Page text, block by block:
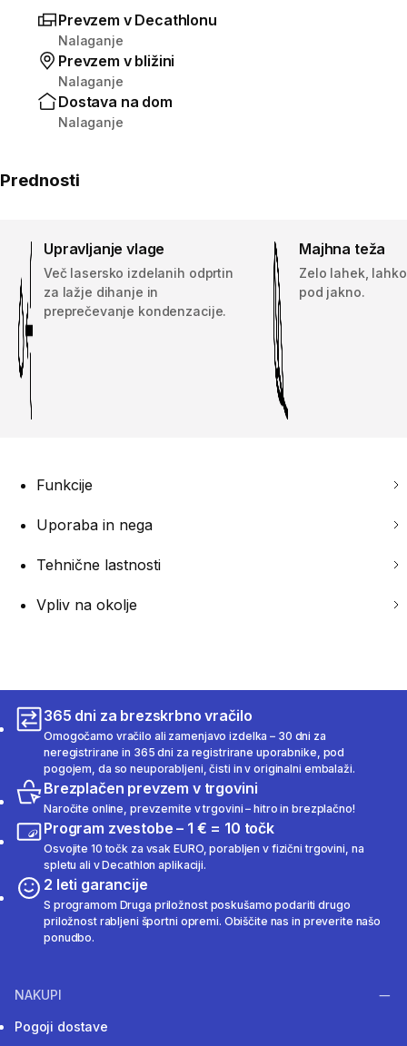
Prevzem v Decathlonu
Nalaganje
Prevzem v bližini
Nalaganje
Dostava na dom
Nalaganje
Prednosti
Upravljanje vlage
Več lasersko izdelanih odprtin
za lažje dihanje in
preprečevanje kondenzacije.
Majhna teža
Zelo lahek,
pod jakno.
Funkcije
Uporaba in nega
Tehnične lastnosti
Vpliv na okolje
365 dni za brezskrbno vračilo
Omogočamo vračilo ali zamenjavo izdelka – 30 dni za
neregistrirane in 365 dni za registrirane uporabnike, pod
pogojem, da so neuporabljeni, čisti in v originalni embalaži.
Brezplačen prevzem v trgovini
Naročite online, prevzemite v trgovini – hitro in brezplačno!
Program zvestobe – 1 € = 10 točk
Osvojite 10 točk za vsak EURO, porabljen v fizični trgovini, na
spletu ali v Decathlon aplikaciji.
2 leti garancije
S programom Druga priložnost poskušamo podariti drugo
priložnost rabljeni športni opremi. Obiščite nas in preverite našo
ponudbo.
NAKUPI
Pogoji dostave